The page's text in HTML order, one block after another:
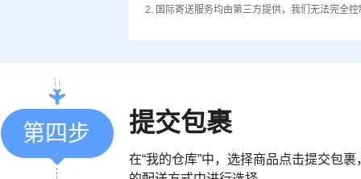
2. 国际寄送服务均由第三方提供，我们无法完全
提交包裹
在“我的仓库”中，选择商品点击提交包
第四步